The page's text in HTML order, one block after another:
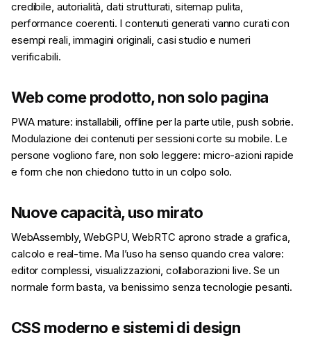
credibile, autorialità, dati strutturati, sitemap pulita,
performance coerenti. I contenuti generati vanno curati con
esempi reali, immagini originali, casi studio e numeri
verificabili.
Web come prodotto, non solo pagina
PWA mature: installabili, offline per la parte utile, push sobrie.
Modulazione dei contenuti per sessioni corte su mobile. Le
persone vogliono fare, non solo leggere: micro-azioni rapide
e form che non chiedono tutto in un colpo solo.
Nuove capacità, uso mirato
WebAssembly, WebGPU, WebRTC aprono strade a grafica,
calcolo e real-time. Ma l’uso ha senso quando crea valore:
editor complessi, visualizzazioni, collaborazioni live. Se un
normale form basta, va benissimo senza tecnologie pesanti.
CSS moderno e sistemi di design